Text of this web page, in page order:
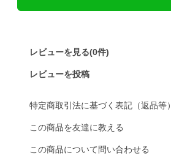
レビューを見る(0件)
レビューを投稿
特定商取引法に基づく表記（返品等）
この商品を友達に教える
この商品について問い合わせる